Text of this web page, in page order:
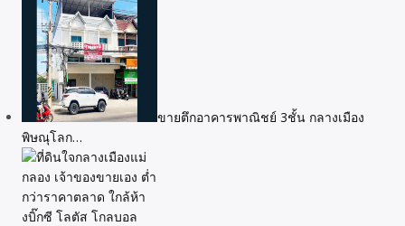
ขายตึกอาคารพาณิชย์ 3ชั้น กลางเมือง
พิษณุโลก…